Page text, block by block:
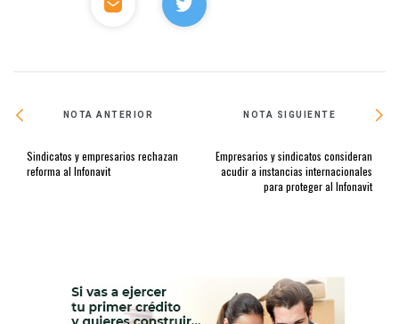
NOTA ANTERIOR
Sindicatos y empresarios rechazan
reforma al Infonavit
NOTA SIGUIENTE
Empresarios y sindicatos consideran
acudir a instancias internacionales
para proteger al Infonavit